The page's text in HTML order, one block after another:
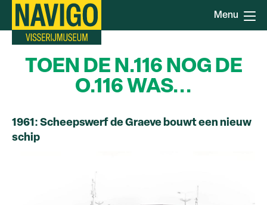
Overslaan
Menu
TOEN DE N.116 NOG DE
O.116 WAS...
1961: Scheepswerf de Graeve bouwt een nieuw
schip